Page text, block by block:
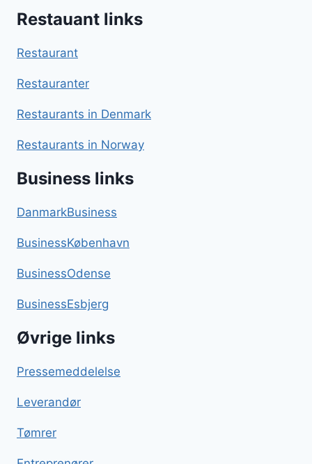
Restauant links
Restaurant
Restauranter
Restaurants in Denmark
Restaurants in Norway
Business links
DanmarkBusiness
BusinessKøbenhavn
BusinessOdense
BusinessEsbjerg
Øvrige links
Pressemeddelelse
Leverandør
Tømrer